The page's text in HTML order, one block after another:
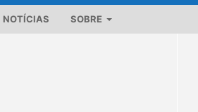
NOTÍCIAS SOBRE